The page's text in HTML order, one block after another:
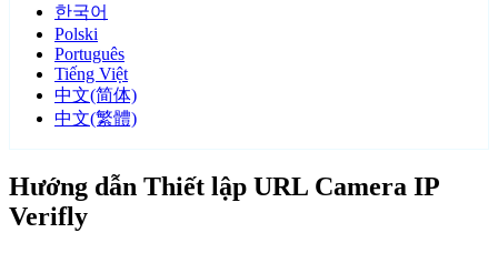
한국어
Polski
Português
Tiếng Việt
中文(简体)
中文(繁體)
Hướng dẫn Thiết lập URL Camera IP
Verifly